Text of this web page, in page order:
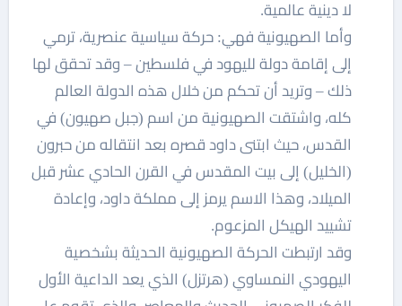
لا دينية عالمية.
وأما الصهيونية فهي: حركة سياسية عنصرية، ترمي
إلى إقامة دولة لليهود في فلسطين – وقد تحقق لها
ذلك – وتريد أن تحكم من خلال هذه الدولة العالم
كله، واشتقت الصهيونية من اسم (جبل صهيون) في
القدس، حيث ابتنى داود قصره بعد انتقاله من حبرون
(الخليل) إلى بيت المقدس في القرن الحادي عشر قبل
الميلاد، وهذا الاسم يرمز إلى مملكة داود، وإعادة
تشييد الهيكل المزعوم.
وقد ارتبطت الحركة الصهيونية الحديثة بشخصية
اليهودي النمساوي (هرتزل) الذي يعد الداعية الأول